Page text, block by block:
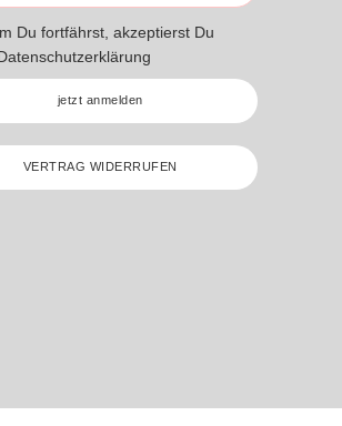
Du fortfährst, akzeptierst Du
jetzt anmelden
VERTRAG WIDERRUFEN